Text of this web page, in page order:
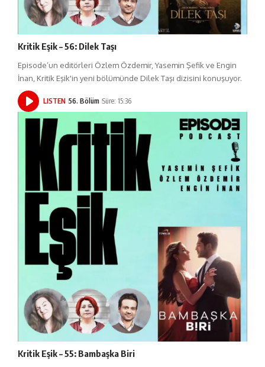
Kritik Eşik – 56: Dilek Taşı
Episode’un editörleri Özlem Özdemir, Yasemin Şefik ve Engin
İnan, Kritik Eşik'in yeni bölümünde Dilek Taşı dizisini konuşuyor.
LISTEN 56. Bölüm Süre: 15:36
Kritik Eşik – 55: Bambaşka Biri